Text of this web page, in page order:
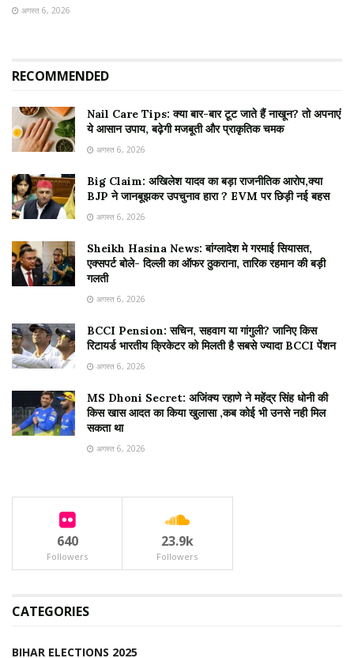
अगस्त 6, 2026
RECOMMENDED
Nail Care Tips: क्या बार-बार टूट जाते हैं नाखून? तो अपनाएं
ये आसान उपाय, बढ़ेगी मजबूती और प्राकृतिक चमक
अगस्त 6, 2026
Big Claim: अखिलेश यादव का बड़ा राजनीतिक आरोप,क्या
BJP ने जानबूझकर उपचुनाव हारा ? EVM पर छिड़ी नई बहस
अगस्त 6, 2026
Sheikh Hasina News: बांग्लादेश मे गरमाई सियासत,
एक्सपर्ट बोले- दिल्ली का ऑफर ठुकराना, तारिक रहमान की बड़ी
गलती
अगस्त 6, 2026
BCCI Pension: सचिन, सहवाग या गांगुली? जानिए किस
रिटायर्ड भारतीय क्रिकेटर को मिलती है सबसे ज्यादा BCCI पेंशन
अगस्त 6, 2026
MS Dhoni Secret: अजिंक्य रहाणे ने महेंद्र सिंह धोनी की
किस खास आदत का किया खुलासा ,कब कोई भी उनसे नही मिल
सकता था
अगस्त 6, 2026
640
Followers
23.9k
Followers
CATEGORIES
BIHAR ELECTIONS 2025